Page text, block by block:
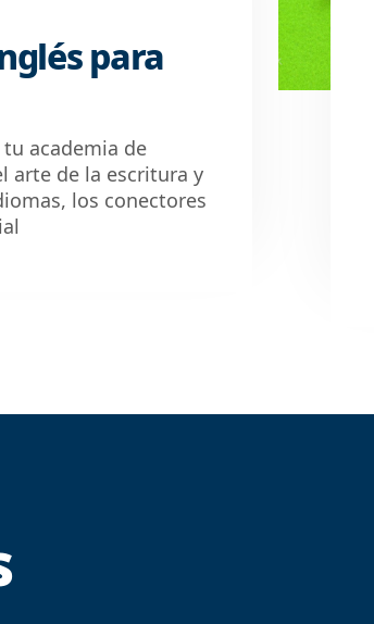
para
tu academia de
arte de la escritura y
, los conectores